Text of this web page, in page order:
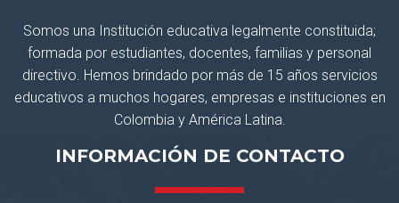
Somos una Institución educativa legalmente constituida;
formada por estudiantes, docentes, familias y personal
directivo. Hemos brindado por más de 15 años servicios
educativos a muchos hogares, empresas e instituciones en
Colombia y América Latina.
INFORMACIÓN DE CONTACTO